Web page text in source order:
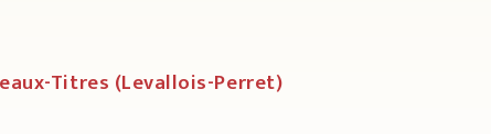
Titres (Levallois-Perret)